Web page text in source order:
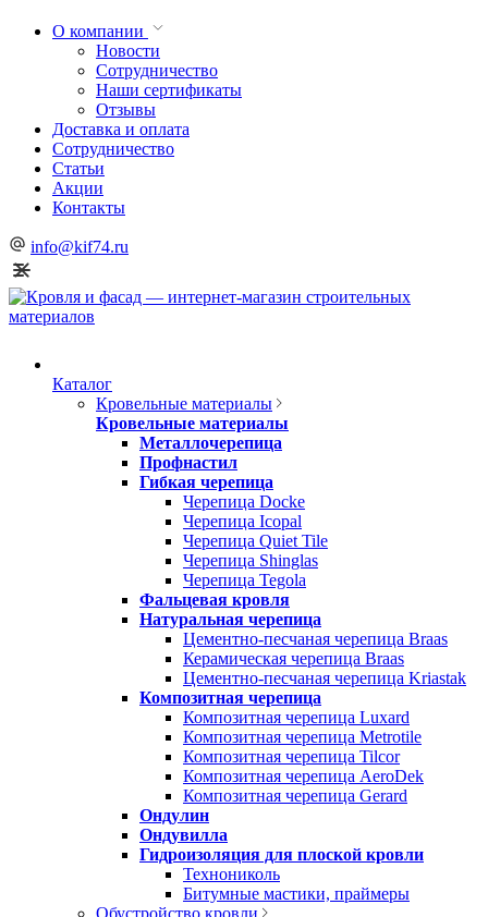
О компании
Новости
Сотрудничество
Наши сертификаты
Отзывы
Доставка и оплата
Сотрудничество
Статьи
Акции
Контакты
info@kif74.ru
Каталог
Кровельные материалы
Кровельные материалы
Металлочерепица
Профнастил
Гибкая черепица
Черепица Docke
Черепица Icopal
Черепица Quiet Tile
Черепица Shinglas
Черепица Tegola
Фальцевая кровля
Натуральная черепица
Цементно-песчаная черепица Braas
Керамическая черепица Braas
Цементно-песчаная черепица Kriastak
Композитная черепица
Композитная черепица Luxard
Композитная черепица Metrotile
Композитная черепица Tilcor
Композитная черепица AeroDek
Композитная черепица Gerard
Ондулин
Ондувилла
Гидроизоляция для плоской кровли
Технониколь
Битумные мастики, праймеры
Обустройство кровли